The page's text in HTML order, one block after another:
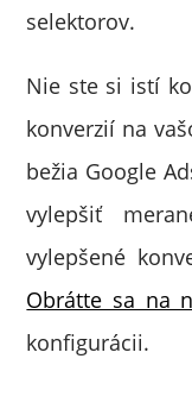
selektorov.
Nie ste si istí
konverzií na
bežia Google
vylepšiť
vylepšené
Obrátte sa na
konfigurácii.